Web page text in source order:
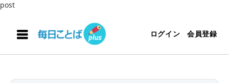
post
ログイン 会員登録